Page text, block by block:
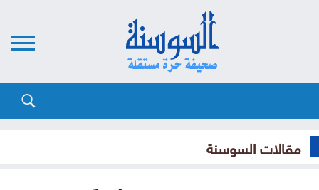
مقالات السوسنة